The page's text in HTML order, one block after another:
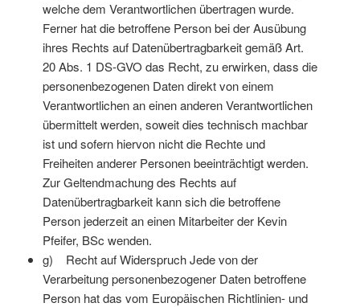
welche dem Verantwortlichen übertragen wurde.
Ferner hat die betroffene Person bei der Ausübung
ihres Rechts auf Datenübertragbarkeit gemäß Art.
20 Abs. 1 DS-GVO das Recht, zu erwirken, dass die
personenbezogenen Daten direkt von einem
Verantwortlichen an einen anderen Verantwortlichen
übermittelt werden, soweit dies technisch machbar
ist und sofern hiervon nicht die Rechte und
Freiheiten anderer Personen beeinträchtigt werden.
Zur Geltendmachung des Rechts auf
Datenübertragbarkeit kann sich die betroffene
Person jederzeit an einen Mitarbeiter der Kevin
Pfeifer, BSc wenden.
g) Recht auf Widerspruch Jede von der
Verarbeitung personenbezogener Daten betroffene
Person hat das vom Europäischen Richtlinien- und